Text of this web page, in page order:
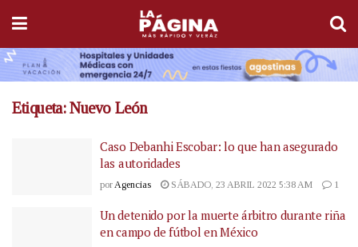
Etiqueta:Nuevo León
Caso Debanhi Escobar: lo que han asegurado
las autoridades
por Agencias SÁBADO, 23 ABRIL 2022 5:38 AM 1
Un detenido por la muerte árbitro durante riña
en campo de fútbol en México